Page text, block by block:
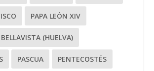
PAPA LEÓN XIV
(HUELVA)
PASCUA PENTECOSTÉS